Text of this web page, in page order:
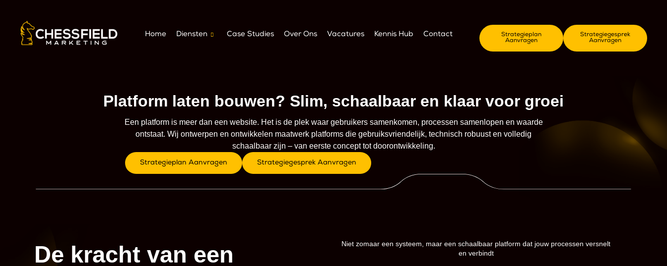
Home Diensten Case Studies Over Ons Vacatures Kennis Hub Contact
Strategieplan
Aanvragen
Strategiegesprek
Aanvragen
Platform laten bouwen? Slim, schaalbaar en klaar voor groei
Een platform is meer dan een website. Het is de plek waar gebruikers samenkomen, processen samenlopen en waarde
ontstaat. Wij ontwerpen en ontwikkelen maatwerk platforms die gebruiksvriendelijk, technisch robuust en volledig
schaalbaar zijn – van eerste concept tot doorontwikkeling.
Strategieplan Aanvragen Strategiegesprek Aanvragen
De kracht van een
Niet zomaar een systeem, maar een schaalbaar platform dat jouw processen versnelt
en verbindt